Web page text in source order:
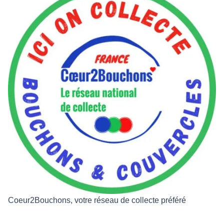
Coeur2Bouchons, votre réseau de collecte préféré